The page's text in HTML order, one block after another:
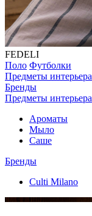
FEDELI
Поло Футболки
Предметы интерьера
Бренды
Предметы интерьера
Ароматы
Мыло
Саше
Бренды
Culti Milano